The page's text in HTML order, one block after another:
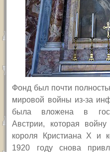
Фонд был почти
мировой войны из-за
была вложена в
Австрии, которая
короля КристианаX и
1920 году снова